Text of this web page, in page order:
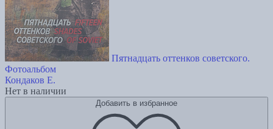
Пятнадцать оттенков советского.
Фотоальбом
Кондаков Е.
Нет в наличии
Добавить в избранное